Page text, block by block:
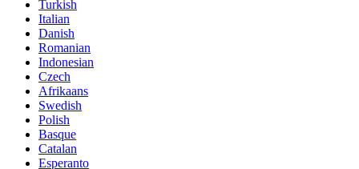
Turkish
Italian
Danish
Romanian
Indonesian
Czech
Afrikaans
Swedish
Polish
Basque
Catalan
Esperanto